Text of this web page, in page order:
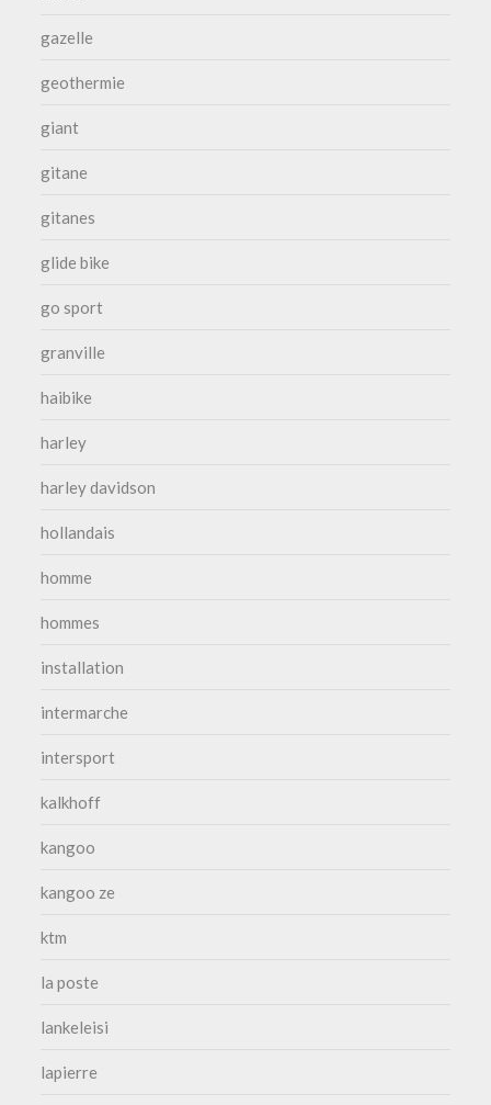
gazelle
geothermie
giant
gitane
gitanes
glide bike
go sport
granville
haibike
harley
harley davidson
hollandais
homme
hommes
installation
intermarche
intersport
kalkhoff
kangoo
kangoo ze
ktm
la poste
lankeleisi
lapierre